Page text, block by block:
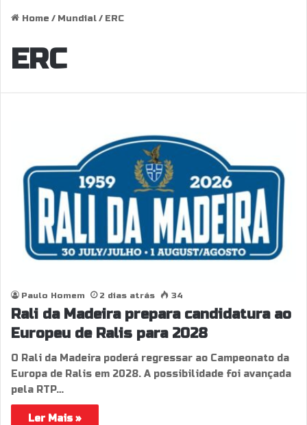
Home / Mundial/ ERC
ERC
Paulo Homem 2 dias atrás 34
Rali da Madeira prepara candidatura ao
Europeu de Ralis para 2028
O Rali da Madeira poderá regressar ao Campeonato da
Europa de Ralis em 2028. A possibilidade foi avançada
pela RTP…
Ler Mais »